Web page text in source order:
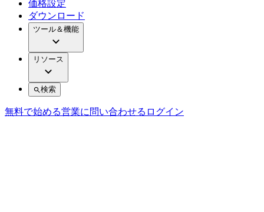
価格設定
ダウンロード
ツール＆機能
リソース
検索
無料で始める営業に問い合わせる ログイン